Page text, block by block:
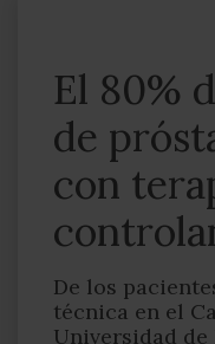
El 80%
de
con
De los
técnica en el
Universidad